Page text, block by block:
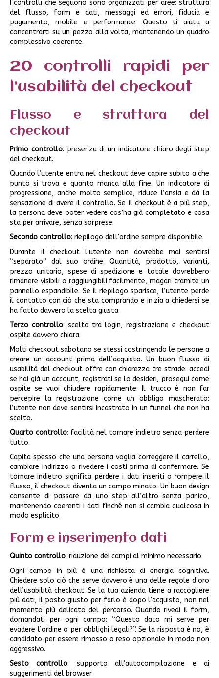
I controlli che seguono sono organizzati per aree: struttura
del flusso, form e dati, messaggi ed errori, fiducia e
pagamento, mobile e performance. Questo ti aiuta a
concentrarti su un pezzo alla volta, mantenendo un quadro
complessivo coerente.
20 controlli rapidi per
l’usabilità del checkout
Flusso e struttura del
checkout
Primo controllo: presenza di un indicatore chiaro degli step
del checkout.
Quando l’utente entra nel checkout deve capire subito a che
punto si trova e quanto manca alla fine. Un indicatore di
progressione, anche molto semplice, riduce l’ansia e dà la
sensazione di avere il controllo. Se il checkout è a più step,
la persona deve poter vedere cos’ha già completato e cosa
sta per arrivare, senza sorprese.
Secondo controllo: riepilogo dell’ordine sempre disponibile.
Durante il checkout l’utente non dovrebbe mai sentirsi
“separato” dal suo ordine. Quantità, prodotto, varianti,
prezzo unitario, spese di spedizione e totale dovrebbero
rimanere visibili o raggiungibili facilmente, magari tramite un
pannello espandibile. Se il riepilogo sparisce, l’utente perde
il contatto con ciò che sta comprando e inizia a chiedersi se
ha fatto davvero la scelta giusta.
Terzo controllo: scelta tra login, registrazione e checkout
ospite davvero chiara.
Molti checkout sabotano se stessi costringendo le persone a
creare un account prima dell’acquisto. Un buon flusso di
usabilità del checkout offre con chiarezza tre strade: accedi
se hai già un account, registrati se lo desideri, prosegui come
ospite se vuoi chiudere rapidamente. Il trucco è non far
percepire la registrazione come un obbligo mascherato:
l’utente non deve sentirsi incastrato in un funnel che non ha
scelto.
Quarto controllo: facilità nel tornare indietro senza perdere
tutto.
Capita spesso che una persona voglia correggere il carrello,
cambiare indirizzo o rivedere i costi prima di confermare. Se
tornare indietro significa perdere i dati inseriti o rompere il
flusso, il checkout diventa un campo minato. Un buon design
consente di passare da uno step all’altro senza panico,
mantenendo coerenti i dati finché non si cambia qualcosa in
modo esplicito.
Form e inserimento dati
Quinto controllo: riduzione dei campi al minimo necessario.
Ogni campo in più è una richiesta di energia cognitiva.
Chiedere solo ciò che serve davvero è una delle regole d’oro
dell’usabilità checkout. Se la tua azienda tiene a raccogliere
più dati, il posto giusto per farlo è dopo l’acquisto, non nel
momento più delicato del percorso. Quando rivedi il form,
domandati per ogni campo: “Questo dato mi serve per
evadere l’ordine o per obblighi legali?”. Se la risposta è no, è
candidato per essere rimosso o reso opzionale in modo non
aggressivo.
Sesto controllo: supporto all’autocompilazione e ai
suggerimenti del browser.